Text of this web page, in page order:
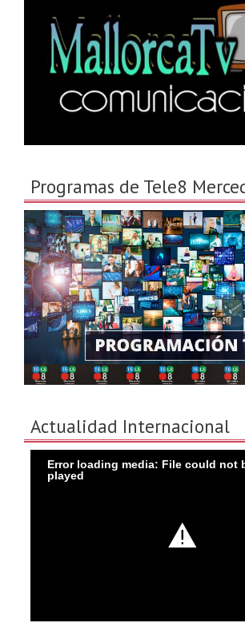
Programas de Tele8
Actualidad Internacional